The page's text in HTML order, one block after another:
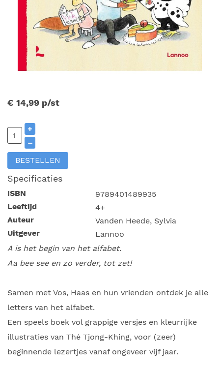
€ 14,99 p/st
+
–
BESTELLEN
Specificaties
ISBN
9789401489935
Leeftijd
4+
Auteur
Vanden Heede, Sylvia
Uitgever
Lannoo
A is het begin van het alfabet.
Aa bee see en zo verder, tot zet!
Samen met Vos, Haas en hun vrienden ontdek je alle
letters van het alfabet.
Een speels boek vol grappige versjes en kleurrijke
illustraties van Thé Tjong-Khing, voor (zeer)
beginnende lezertjes vanaf ongeveer vijf jaar.